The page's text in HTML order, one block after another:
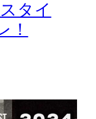
タイ
！